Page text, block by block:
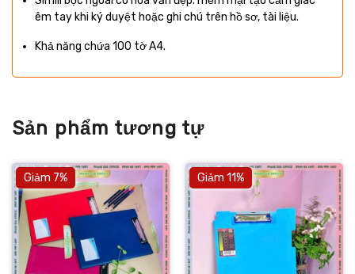
êm tay khi ký duyệt hoặc ghi chú trên hồ sơ, tài liệu.
Khả năng chứa 100 tờ A4.
Sản phẩm tương tự
Giảm 7% Giảm 11%